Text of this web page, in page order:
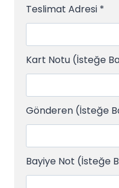
Teslimat Adresi *
Kart Notu (İsteğe
Gönderen (İsteğe
Bayiye Not (İsteğe